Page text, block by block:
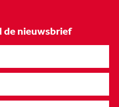
de nieuwsbrief